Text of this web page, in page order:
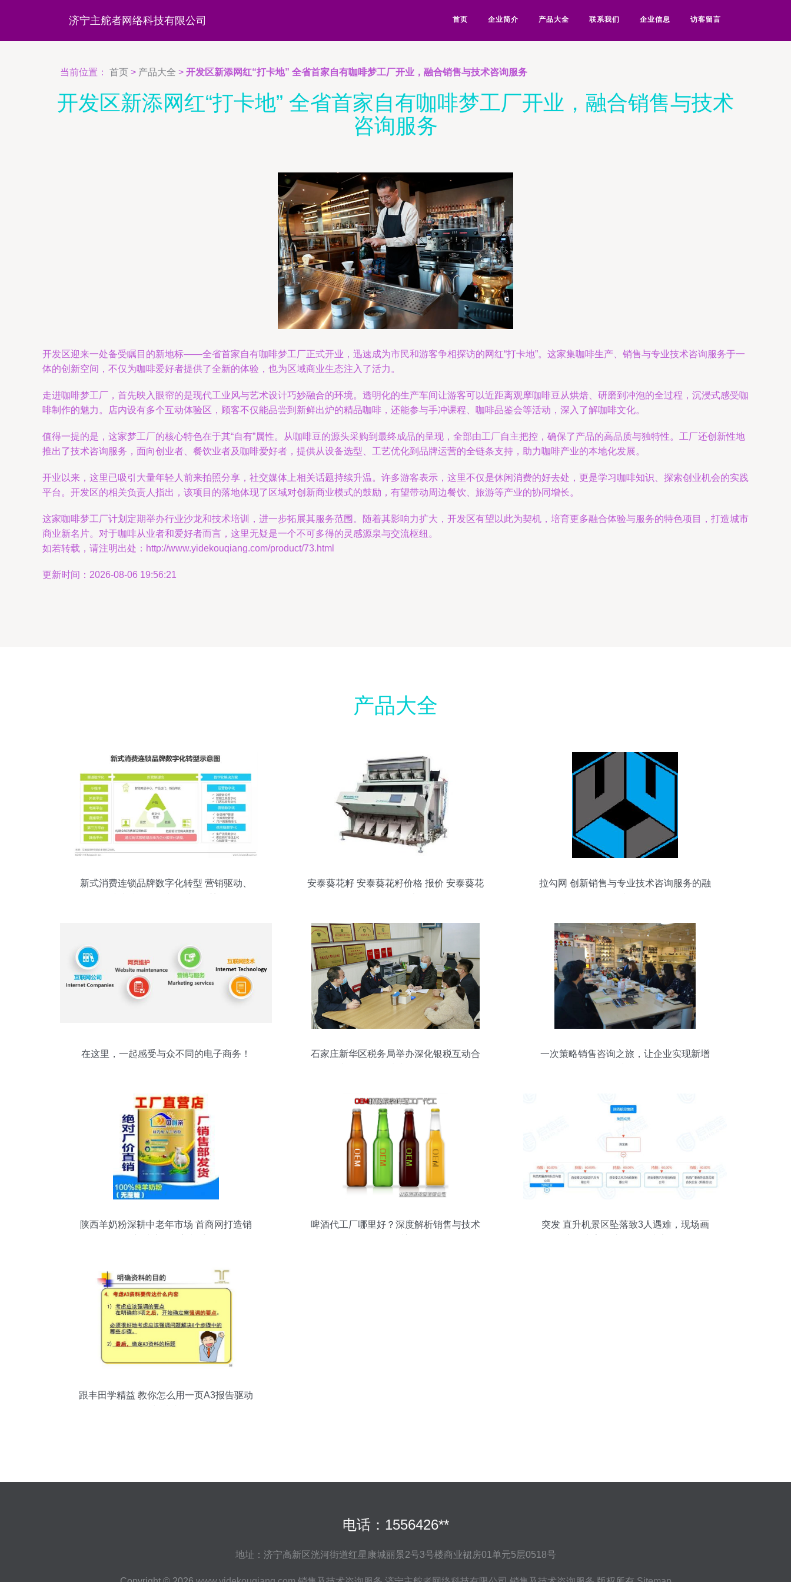
济宁主舵者网络科技有限公司 首页 企业简介 产品大全 联系我们 企业信息 访客留言
当前位置： 首页 > 产品大全 > 开发区新添网红“打卡地” 全省首家自有咖啡梦工厂开业，融合销售与技术咨询服务
开发区新添网红“打卡地” 全省首家自有咖啡梦工厂开业，融合销售与技术
咨询服务
开发区迎来一处备受瞩目的新地标——全省首家自有咖啡梦工厂正式开业，迅速成为市民和游客争相探访的网红“打卡地”。这家集咖啡生产、销售与专业技术咨询服务于一
体的创新空间，不仅为咖啡爱好者提供了全新的体验，也为区域商业生态注入了活力。
走进咖啡梦工厂，首先映入眼帘的是现代工业风与艺术设计巧妙融合的环境。透明化的生产车间让游客可以近距离观摩咖啡豆从烘焙、研磨到冲泡的全过程，沉浸式感受咖
啡制作的魅力。店内设有多个互动体验区，顾客不仅能品尝到新鲜出炉的精品咖啡，还能参与手冲课程、咖啡品鉴会等活动，深入了解咖啡文化。
值得一提的是，这家梦工厂的核心特色在于其“自有”属性。从咖啡豆的源头采购到最终成品的呈现，全部由工厂自主把控，确保了产品的高品质与独特性。工厂还创新性地
推出了技术咨询服务，面向创业者、餐饮业者及咖啡爱好者，提供从设备选型、工艺优化到品牌运营的全链条支持，助力咖啡产业的本地化发展。
开业以来，这里已吸引大量年轻人前来拍照分享，社交媒体上相关话题持续升温。许多游客表示，这里不仅是休闲消费的好去处，更是学习咖啡知识、探索创业机会的实践
平台。开发区的相关负责人指出，该项目的落地体现了区域对创新商业模式的鼓励，有望带动周边餐饮、旅游等产业的协同增长。
这家咖啡梦工厂计划定期举办行业沙龙和技术培训，进一步拓展其服务范围。随着其影响力扩大，开发区有望以此为契机，培育更多融合体验与服务的特色项目，打造城市
商业新名片。对于咖啡从业者和爱好者而言，这里无疑是一个不可多得的灵感源泉与交流枢纽。
如若转载，请注明出处：http://www.yidekouqiang.com/product/73.html
更新时间：2026-08-06 19:56:21
产品大全
新式消费连锁品牌数字化转型 营销驱动、
安泰葵花籽 安泰葵花籽价格 报价 安泰葵花
拉勾网 创新销售与专业技术咨询服务的融
在这里，一起感受与众不同的电子商务！
石家庄新华区税务局举办深化银税互动合
一次策略销售咨询之旅，让企业实现新增
陕西羊奶粉深耕中老年市场 首商网打造销
啤酒代工厂哪里好？深度解析销售与技术
突发 直升机景区坠落致3人遇难，现场画
跟丰田学精益 教你怎么用一页A3报告驱动
电话：1556426**
地址：济宁高新区洸河街道红星康城丽景2号3号楼商业裙房01单元5层0518号